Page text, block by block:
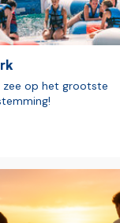
zee op het grootste